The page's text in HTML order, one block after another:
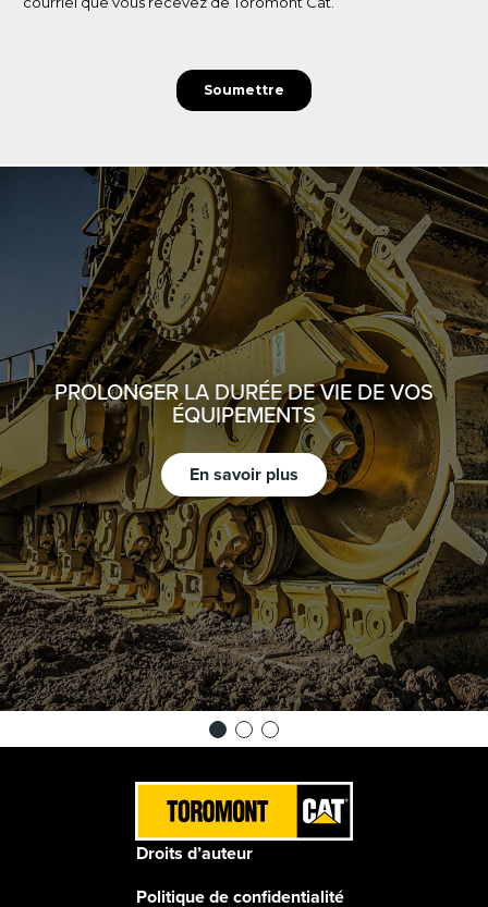
PROLONGER LA DURÉE DE VIE DE VOS
ÉQUIPEMENTS
En savoir plus
Droits d’auteur
Politique de confidentialité